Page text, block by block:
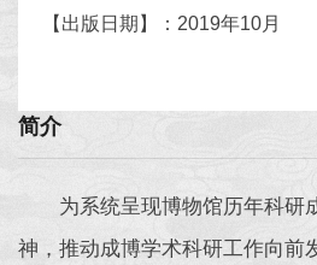
【出版日期】：2019年10月
简介
为系统呈现博物馆历年科研
神，推动成博学术科研工作向前